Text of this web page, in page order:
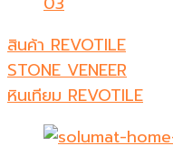
สินค้า REVOTILE
STONE VENEER
หินเทียม REVOTILE​